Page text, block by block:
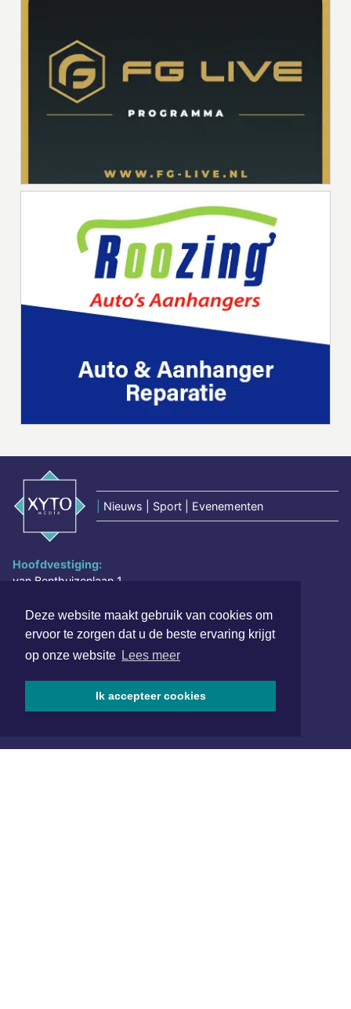
Deze website maakt gebruik van cookies om
ervoor te zorgen dat u de beste ervaring krijgt
op onze website Lees meer
Ik accepteer cookies
Nieuws | Sport | Evenementen
Hoofdvestiging:
van Benthuizenlaan 1
www.xyto.nl